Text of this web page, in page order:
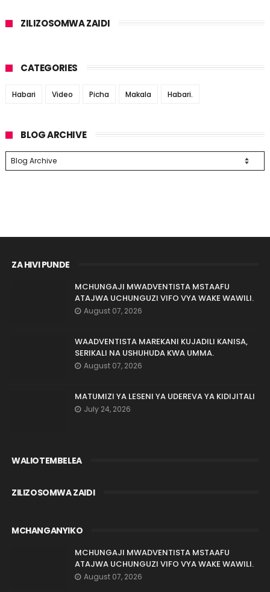
ZILIZOSOMWA ZAIDI
CATEGORIES
Habari Video Picha Makala Habari.
BLOG ARCHIVE
ZA HIVI PUNDE
MCHUNGAJI MWADVENTISTA MSTAAFU
ATAJWA UCHUNGUZI VIFO VYA WAKE WAWILI.
August 07, 2026
WAADVENTISTA MAREKANI KUJADILI KANISA,
SERIKALI NA USHUHUDA KWA UMMA.
August 07, 2026
MATUMIZI YA LESENI YA UDEREVA YA KIDIJITALI
July 24, 2026
WALIOTEMBELEA
ZILIZOSOMWA ZAIDI
MCHANGANYIKO
MCHUNGAJI MWADVENTISTA MSTAAFU
ATAJWA UCHUNGUZI VIFO VYA WAKE WAWILI.
August 07, 2026